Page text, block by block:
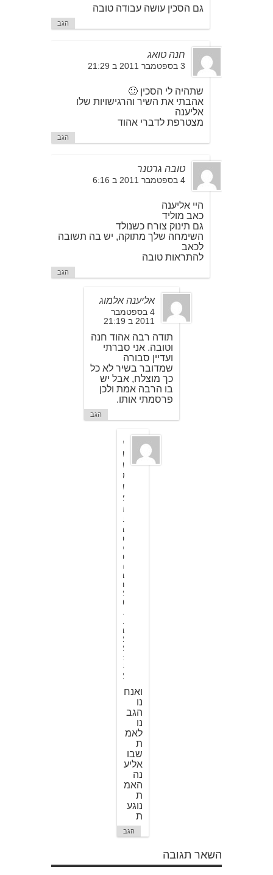
גם הסכין עושה עבודה טובה
הגב
חנה טואג
3 בספטמבר 2011 ב 21:29
שתהיה לי הסכין 🙂
אהבתי את השיר והרגישויות שלו
אליענה
מצטרפת לדברי אהוד
הגב
טובה גרטנר
4 בספטמבר 2011 ב 6:16
היי אליענה
כאב מוליד
גם תינוק צורח כשנולד
השימחה שלך מתוקה, יש בה תשובה
לכאב
להתראות טובה
הגב
אליענה אלמוג
4 בספטמבר
2011 ב 21:19
תודה רבה אהוד חנה
וטובה. אני סברתי
ועדיין סבורה
שמדובר בשיר לא כל
כך מוצלח, אבל יש
בו הרבה אמת ולכן
פרסמתי אותו.
הגב
ח
נ
ה
ט
ו
א
ג
4
ב
ס
פ
ט
מ
ב
ר
2
0
ב
2
2
:
4
2
ואנח
נו
הגב
נו
לאמ
ת
שבו
אליע
נה
האמ
ת
נוגע
ת
הגב
השאר תגובה